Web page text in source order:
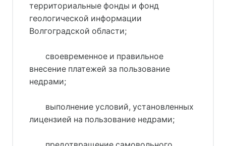
территориальные фонды и фонд
геологической информации
Волгоградской области;
своевременное и правильное
внесение платежей за пользование
недрами;
выполнение условий, установленных
лицензией на пользование недрами;